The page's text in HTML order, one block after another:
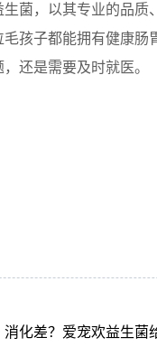
生菌，以其专业的品质
毛孩子都能拥有健康肠
还是需要及时就医。
化差？爱宠欢益生菌